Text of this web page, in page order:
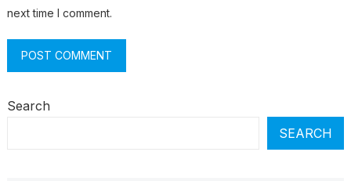
next time I comment.
Search
SEARCH